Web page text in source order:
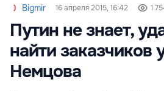
Bigmir 16 апреля 2015, 16:42 1
Путин не знает,
найти заказчиков
Немцова